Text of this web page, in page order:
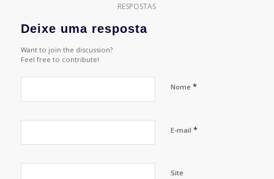
RESPOSTAS
Deixe uma resposta
Want to join the discussion?
Feel free to contribute!
Nome *
E-mail *
Site